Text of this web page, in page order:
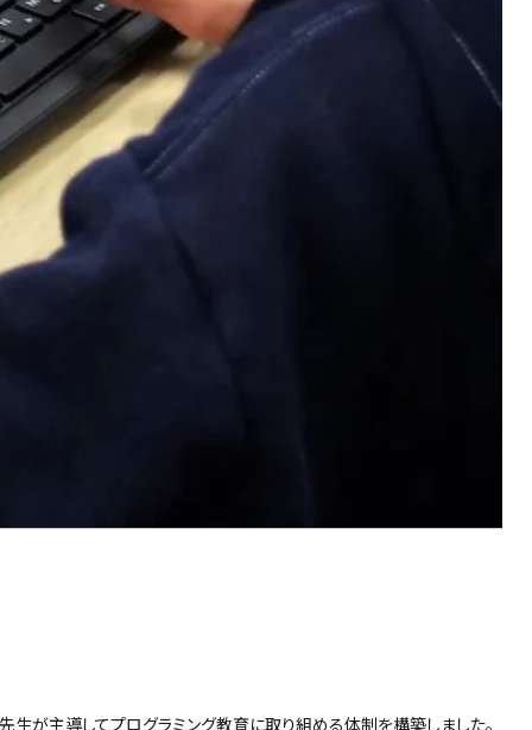
が主導してプログラミング教育に取り組める体制を構築しました。